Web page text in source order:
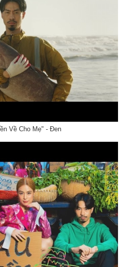
Về Cho Mẹ" - Đen